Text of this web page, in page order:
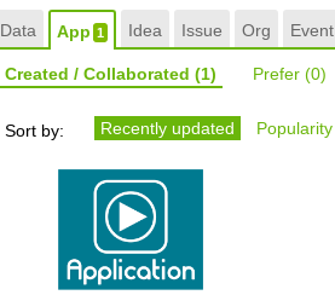
Data App1 Idea Issue Org Event
Created / Collaborated (1) Prefer (0)
Sort by: Recently updated Popularity